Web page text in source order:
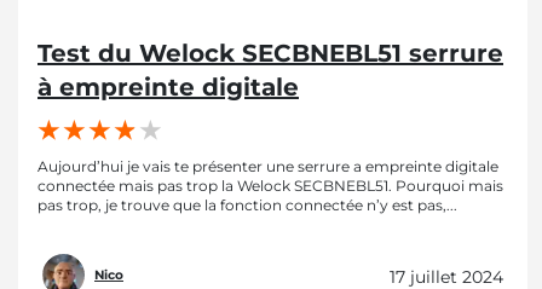
Test du Welock SECBNEBL51 serrure
à empreinte digitale
Aujourd’hui je vais te présenter une serrure a empreinte digitale
connectée mais pas trop la Welock SECBNEBL51. Pourquoi mais
pas trop, je trouve que la fonction connectée n’y est pas,...
Nico 17 juillet 2024